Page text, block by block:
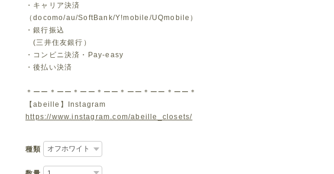
・キャリア決済
（docomo/au/SoftBank/Y!mobile/UQmobile）
・銀行振込
(三井住友銀行）
・コンビニ決済・Pay-easy
・後払い決済
＊ーー＊ーー＊ーー＊ーー＊ーー＊ーー＊ーー＊
【abeille】Instagram
https://www.instagram.com/abeille_closets/
種類